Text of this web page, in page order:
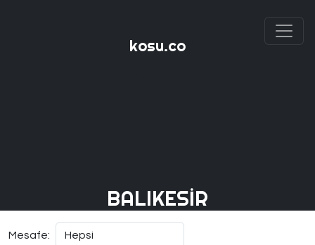
kosu.co
BALIKESIR
Mesafe: